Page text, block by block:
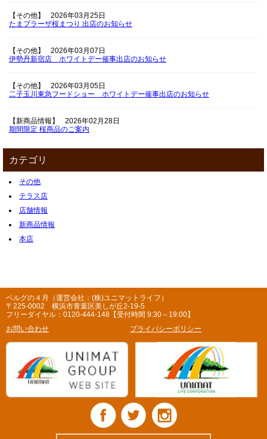
【その他】
2026年03月25日
たまプラーザ桜まつり 出店のお知らせ
【その他】
2026年03月07日
伊勢丹新宿店 ホワイトデー催事出店のお知らせ
【その他】
2026年03月05日
二子玉川東急フードショー ホワイトデー催事出店のお知らせ
【新商品情報】
2026年02月28日
期間限定 桜商品のご案内
カテゴリ
その他
テラス店
店舗情報
新商品情報
本店
ベルグの４月（運営会社：(株)ユニマットライフ）
〒225-0002 横浜市青葉区美しが丘2-19-5
フリーダイヤル：0120-444-148【受付時間 9:30～19:00】
お問い合わせ
プライバシーポリシー